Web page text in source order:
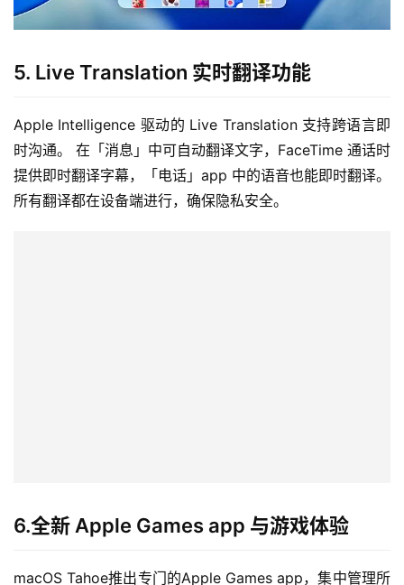
5. Live Translation 实时翻译功能
Apple Intelligence 驱动的 Live Translation 支持跨语言即
时沟通。 在「消息」中可自动翻译文字，FaceTime 通话时
提供即时翻译字幕，「电话」app 中的语音也能即时翻译。
所有翻译都在设备端进行，确保隐私安全。
6.全新 Apple Games app 与游戏体验
macOS Tahoe推出专门的Apple Games app，集中管理所